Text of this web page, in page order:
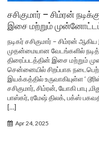
சசிகுமார் – சிம்ரன்
இசை மற்றும்
நடிகர் சசிகுமார் – சிம்ரன்
முதன்மையான வேடங்களில்
திரைப்படத்தின் இசை மற்றும்
சென்னையில் சிறப்பாக
இயக்கத்தில் உருவாகியுள்ள ‘
சசிகுமார், சிம்ரன், யோகி பாபு
பாஸ்கர், ரமேஷ் திலக், பக்ஸ்
[…]
Apr 24, 2025